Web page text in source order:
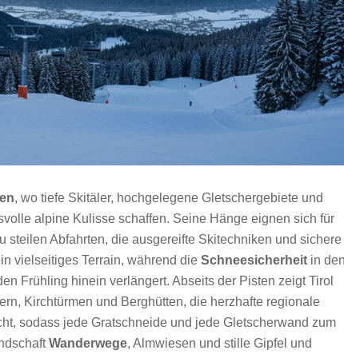
, wo tiefe Skitäler, hochgelegene Gletschergebiete und
alpine Kulisse schaffen. Seine Hänge eignen sich für
steilen Abfahrten, die ausgereifte Skitechniken und sichere
vielseitiges Terrain, während die Schneesicherheit in
Frühling hinein verlängert. Abseits der Pisten zeigt Tirol
Kirchtürmen und Berghütten, die herzhafte regionale
sodass jede Gratschneide und jede Gletscherwand zum
Wanderwege, Almwiesen und stille Gipfel und